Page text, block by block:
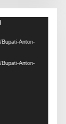
Anton-
Anton-